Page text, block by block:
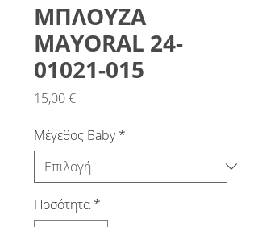
ΜΠΛΟΥΖΑ
MAYORAL 24-
01021-015
15,00 €Τιμή
Μέγεθος Baby *
Ποσότητα *